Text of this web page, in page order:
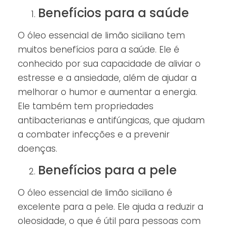
Benefícios para a saúde
O óleo essencial de limão siciliano tem
muitos benefícios para a saúde. Ele é
conhecido por sua capacidade de aliviar o
estresse e a ansiedade, além de ajudar a
melhorar o humor e aumentar a energia.
Ele também tem propriedades
antibacterianas e antifúngicas, que ajudam
a combater infecções e a prevenir
doenças.
Benefícios para a pele
O óleo essencial de limão siciliano é
excelente para a pele. Ele ajuda a reduzir a
oleosidade, o que é útil para pessoas com